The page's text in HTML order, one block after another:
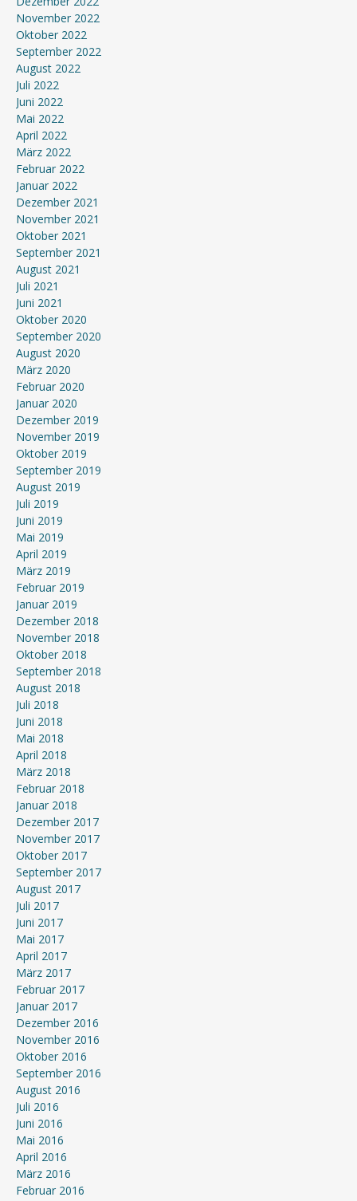
November 2022
Oktober 2022
September 2022
August 2022
Juli 2022
Juni 2022
Mai 2022
April 2022
März 2022
Februar 2022
Januar 2022
Dezember 2021
November 2021
Oktober 2021
September 2021
August 2021
Juli 2021
Juni 2021
Oktober 2020
September 2020
August 2020
März 2020
Februar 2020
Januar 2020
Dezember 2019
November 2019
Oktober 2019
September 2019
August 2019
Juli 2019
Juni 2019
Mai 2019
April 2019
März 2019
Februar 2019
Januar 2019
Dezember 2018
November 2018
Oktober 2018
September 2018
August 2018
Juli 2018
Juni 2018
Mai 2018
April 2018
März 2018
Februar 2018
Januar 2018
Dezember 2017
November 2017
Oktober 2017
September 2017
August 2017
Juli 2017
Juni 2017
Mai 2017
April 2017
März 2017
Februar 2017
Januar 2017
Dezember 2016
November 2016
Oktober 2016
September 2016
August 2016
Juli 2016
Juni 2016
Mai 2016
April 2016
März 2016
Februar 2016